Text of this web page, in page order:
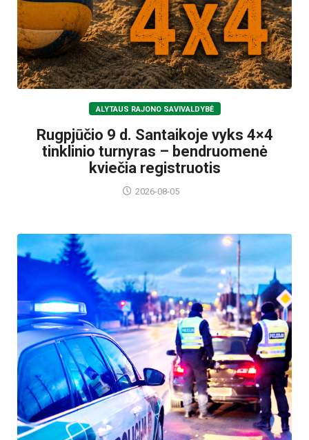
ALYTAUS RAJONO SAVIVALDYBĖ
Rugpjūčio 9 d. Santaikoje vyks 4×4
tinklinio turnyras – bendruomenė
kviečia registruotis
2026-08-05